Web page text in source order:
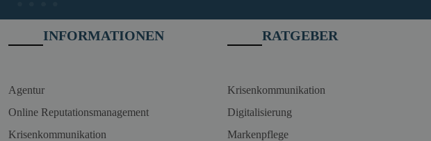
INFORMATIONEN
Agentur
Online Reputationsmanagement
Krisenkommunikation
RATGEBER
Krisenkommunikation
Digitalisierung
Markenpflege